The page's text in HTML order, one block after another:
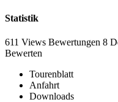
Statistik
611 Views Bewertungen 8
Bewerten
Tourenblatt
Anfahrt
Downloads